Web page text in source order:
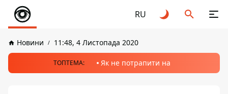
RU
Новини 11:48, 4 Листопада 2020
ТОПТЕМА: Як не потрапити на